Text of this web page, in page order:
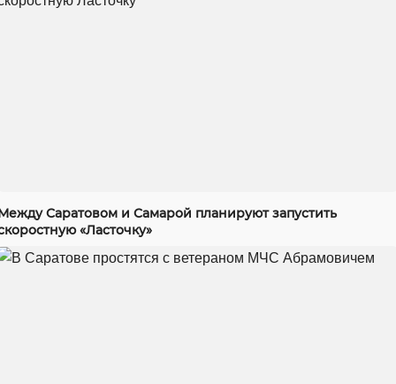
Саратовом и Самарой планируют запустить
«Ласточку»